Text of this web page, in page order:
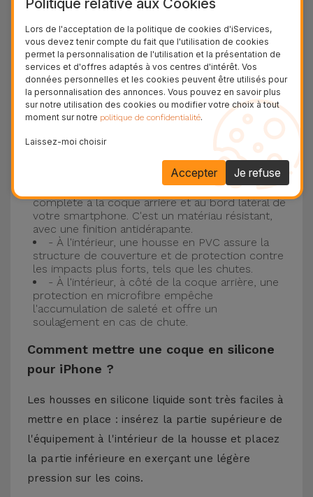
Protection à 3 couches avec coques en
silicone
Nos coques en silicone pour iPhone ont une
construction robuste et de qualité, avec une
construction à trois couches, pour éviter au
maximum les accidents et les casses !
- Une première couche de silicone liquide
donne de la couleur et une couverture
complète à la coque arrière et au bord latéral de
votre smartphone. C'est un matériau résistant,
avec une finition antidérapante.
- À l'intérieur, une housse en PVC assure la
structure de couverture et de protection contre
les impacts plus forts, tels que les chutes.
- À l'intérieur, à côté de la coque arrière, une
protection en microfibre empêche
l'accumulation de saleté et offre un
soulagement en cas de chute.
Comment mettre une coque en silicone
pour iPhone ?
Les housses en silicone liquide sont très faciles à
mettre en place : insérez la partie supérieure de
l'équipement à l'intérieur de la housse et placez
la partie inférieure en exerçant une légère
pression sur les coins.
Lors de l'acceptation de la politique de cookies d'iServices,
vous devez tenir compte du fait que l'utilisation de cookies
permet la personnalisation de l'utilisation et la présentation de
services et d'offres adaptés à vos centres d'intérêt. Vos
données personnelles et les cookies peuvent être utilisés pour
la personnalisation des annonces. Vous pouvez en savoir plus
sur notre utilisation des cookies ou modifier votre choix à tout
moment sur notre politique de confidentialité.
Laissez-moi choisir
Je refuse
Accepter